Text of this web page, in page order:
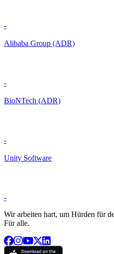
-
Alibaba Group (ADR)
-
BioNTech (ADR)
-
Unity Software
-
Wir arbeiten hart, um Hürden für
Für alle.